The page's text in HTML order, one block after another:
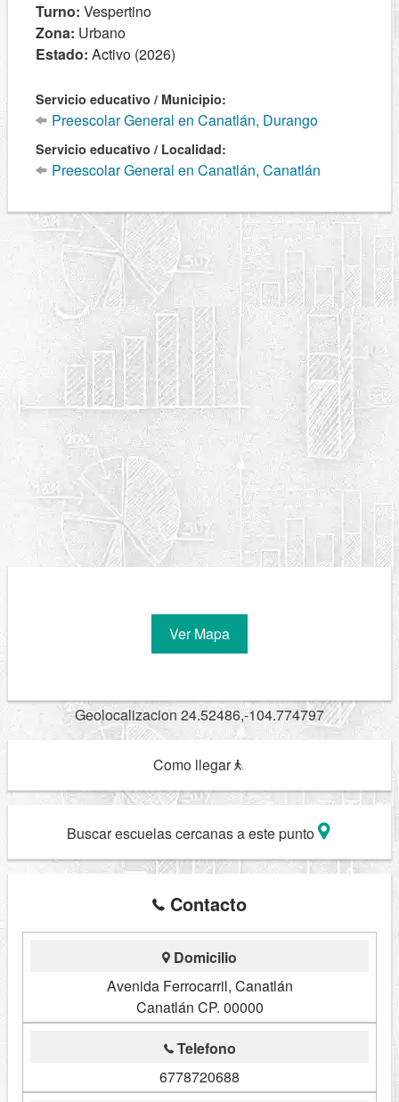
Turno: Vespertino
Zona: Urbano
Estado: Activo (2026)
Servicio educativo / Municipio:
Preescolar General en Canatlán, Durango
Servicio educativo / Localidad:
Preescolar General en Canatlán, Canatlán
Ver Mapa
Geolocalizacion 24.52486,-104.774797
Como llegar
Buscar escuelas cercanas a este punto
Contacto
Domicilio
Avenida Ferrocarril, Canatlán
Canatlán CP. 00000
Telefono
6778720688